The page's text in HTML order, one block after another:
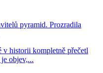
pyramid. Prozradila
historii kompletně přečetl
objev,...